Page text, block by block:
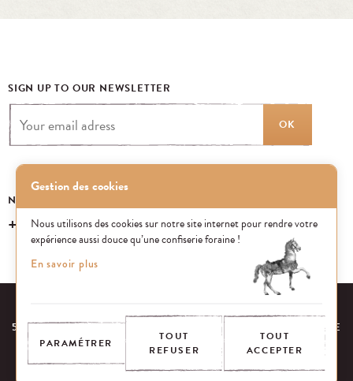
SIGN UP TO OUR NEWSLETTER
OK
NEED SOME INFORMATION? CALL US
+33 (0) 1 43 40 16 22
53 AVENUE DES TERROIRS DE FRANCE, 75012 PARIS, FRANCE
CONTACT US
Gestion des cookies
Nous utilisons des cookies sur notre site internet pour rendre votre
expérience aussi douce qu’une confiserie foraine !
En savoir plus
PARAMÉTRER
TOUT
REFUSER
TOUT
ACCEPTER